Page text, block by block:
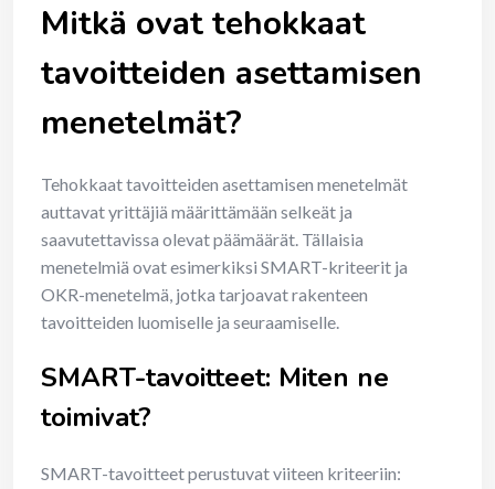
Mitkä ovat tehokkaat
tavoitteiden asettamisen
menetelmät?
Tehokkaat tavoitteiden asettamisen menetelmät
auttavat yrittäjiä määrittämään selkeät ja
saavutettavissa olevat päämäärät. Tällaisia
menetelmiä ovat esimerkiksi SMART-kriteerit ja
OKR-menetelmä, jotka tarjoavat rakenteen
tavoitteiden luomiselle ja seuraamiselle.
SMART-tavoitteet: Miten ne
toimivat?
SMART-tavoitteet perustuvat viiteen kriteeriin: